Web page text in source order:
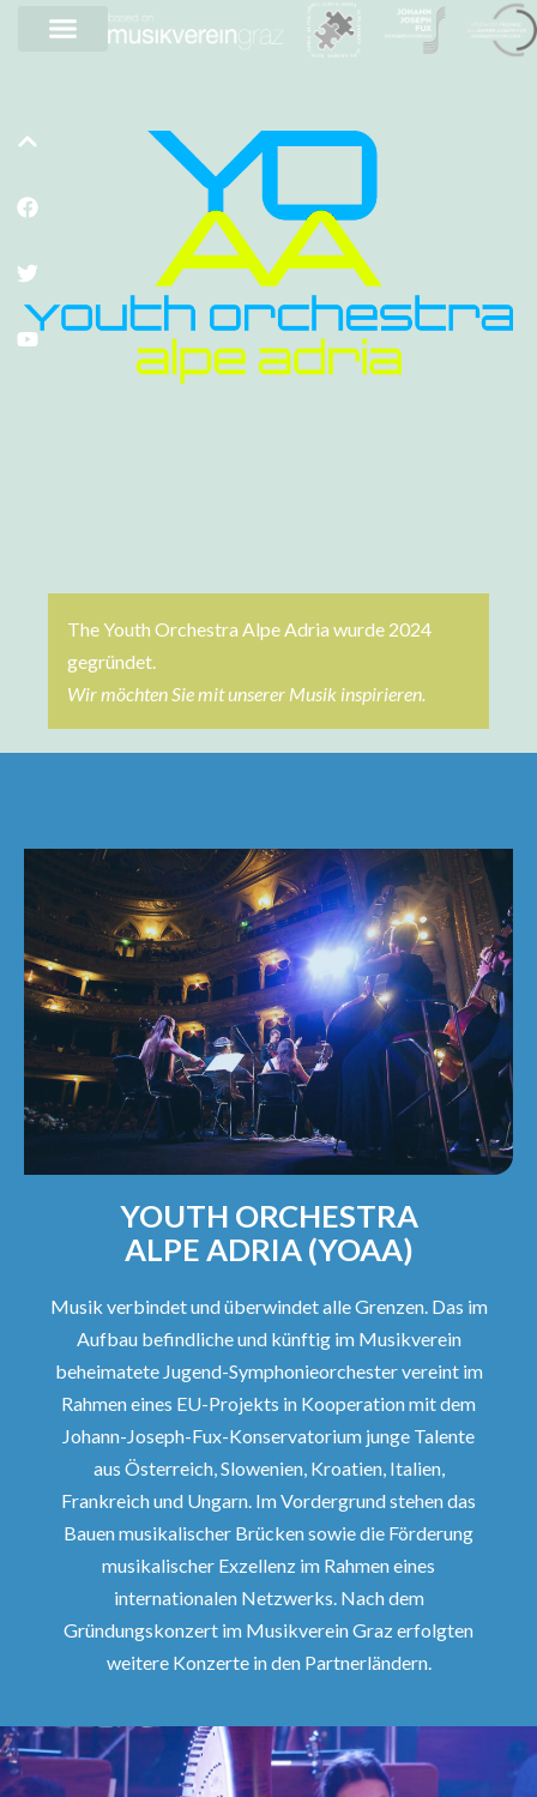
The Youth Orchestra Alpe Adria wurde 2024
gegründet.
Wir möchten Sie mit unserer Musik inspirieren.
YOUTH ORCHESTRA
ALPE ADRIA (YOAA)
Musik verbindet und überwindet alle Grenzen. Das im
Aufbau befindliche und künftig im Musikverein
beheimatete Jugend-Symphonieorchester vereint im
Rahmen eines EU-Projekts in Kooperation mit dem
Johann-Joseph-Fux-Konservatorium junge Talente
aus Österreich, Slowenien, Kroatien, Italien,
Frankreich und Ungarn. Im Vordergrund stehen das
Bauen musikalischer Brücken sowie die Förderung
musikalischer Exzellenz im Rahmen eines
internationalen Netzwerks. Nach dem
Gründungskonzert im Musikverein Graz erfolgten
weitere Konzerte in den Partnerländern.